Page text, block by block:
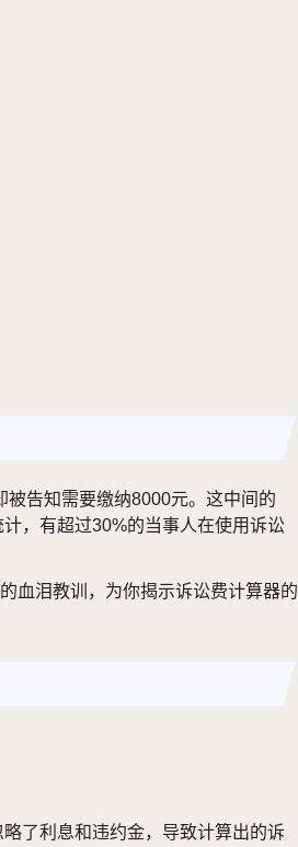
告知需要缴纳8000元。这中间的
，有超过30%的当事人在使用诉讼
血泪教训，为你揭示诉讼费计算器的
了利息和违约金，导致计算出的诉